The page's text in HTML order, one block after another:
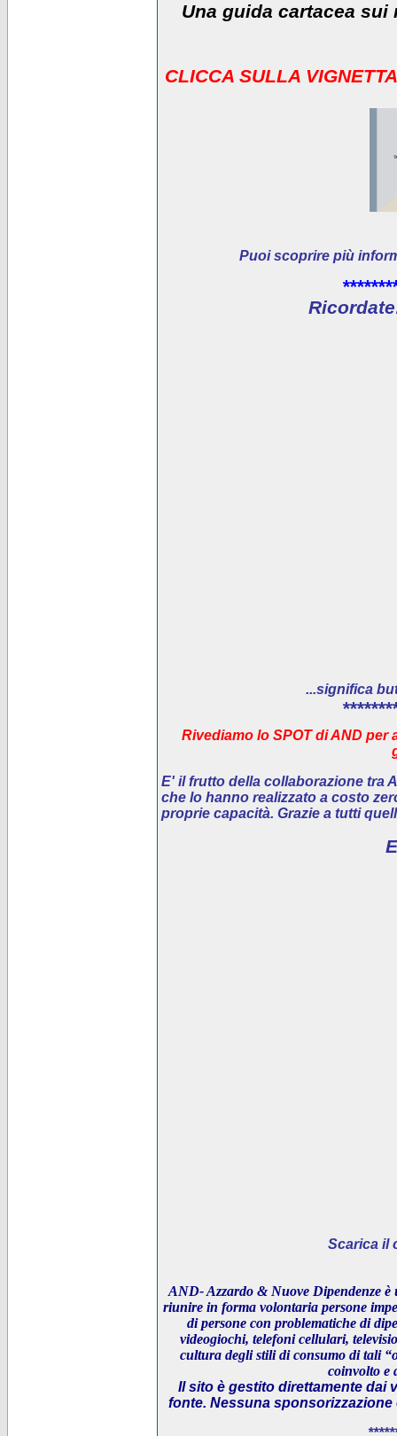
Una guida cartacea
CLICCA SULLA
Puoi scoprire più
...significa
Rivediamo lo SPOT di AND
E' ilfrutto della collaborazione tra
che lo hanno realizzato a costo
proprie capacità. Grazie a tutti
Scarica il
AND- Azzardo & Nuove Dipendenze è
riunire in forma volontaria persone
di persone con problematiche di
videogiochi, telefoni cellulari,
cultura degli stili di consumo di tali
coinvolto e
Il sito è gestito direttamente dai
fonte. Nessuna